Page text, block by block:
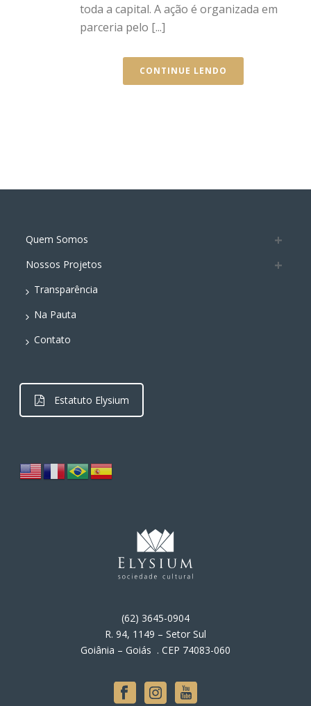
toda a capital. A ação é organizada em
parceria pelo [...]
CONTINUE LENDO
Quem Somos
Nossos Projetos
Transparência
Na Pauta
Contato
Estatuto Elysium
(62) 3645-0904
R. 94, 1149 – Setor Sul
Goiânia – Goiás . CEP 74083-060